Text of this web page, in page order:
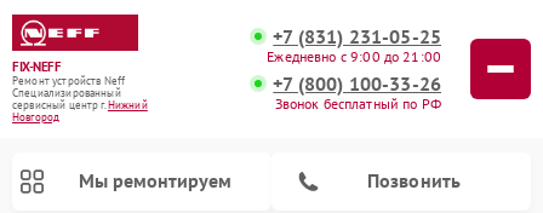
FIX-NEFF
Ремонт устройств Neff
Специализированный
cервисный центр г.Нижний
Новгород
+7 (831) 231-05-25
Ежедневно с 9:00 до 21:00
+7 (800) 100-33-26
Звонок бесплатный по РФ
Мы ремонтируем Позвонить